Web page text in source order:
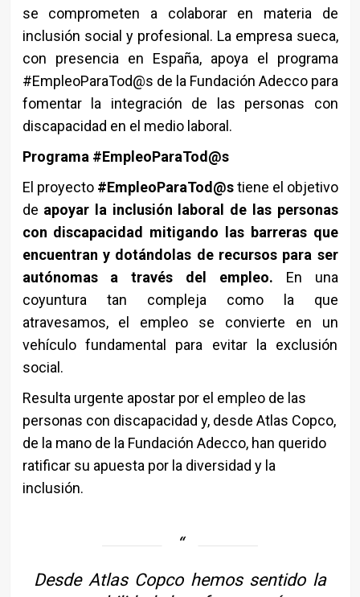
se comprometen a colaborar en materia de
inclusión social y profesional. La empresa sueca,
con presencia en España, apoya el programa
#EmpleoParaTod@s de la Fundación Adecco para
fomentar la integración de las personas con
discapacidad en el medio laboral.
Programa #EmpleoParaTod@s
El proyecto #EmpleoParaTod@stiene el objetivo
de apoyar la inclusión laboral de las personas
con discapacidad mitigando las barreras que
encuentran y dotándolas de recursos para ser
autónomas a través del empleo. En una
coyuntura tan compleja como la que
atravesamos, el empleo se convierte en un
vehículo fundamental para evitar la exclusión
social.
Resulta urgente apostar por el empleo de las
personas con discapacidad y, desde Atlas Copco,
de la mano de la Fundación Adecco, han querido
ratificar su apuesta por la diversidad y la
inclusión.
Desde Atlas Copco hemos sentido la